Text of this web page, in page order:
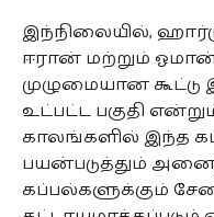
இந்நிலையில்,
ஈரான் மற்றும்
முழுமையான
உட்பட்ட பகுதி
காலங்களில் இந்த
பயன்படுத்தும்
கப்பல்களுக்கும்